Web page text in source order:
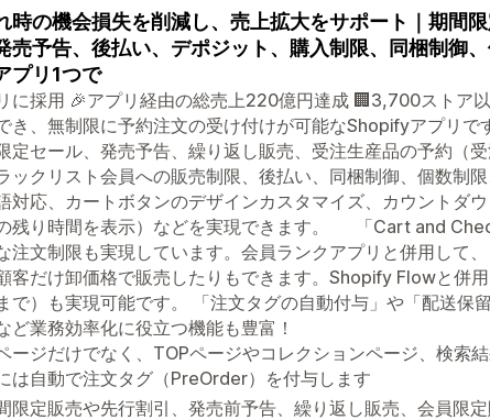
時の機会損失を削減し、売上拡大をサポート｜期間
売予告、後払い、デポジット、購入制限、同梱制御
プリ1つで
に採用 🎉アプリ経由の総売上220億円達成 🏢3,700ストア
き、無制限に予約注文の受け付けが可能なShopifyアプリ
定セール、発売予告、繰り返し販売、受注生産品の予約（
ックリスト会員への販売制限、後払い、同梱制御、個数制
対応、カートボタンのデザインカスタマイズ、カウントダ
残り時間を表示）などを実現できます。 「Cart and
注文制限も実現しています。会員ランクアプリと併用して
客だけ卸価格で販売したりもできます。Shopify Flowと併
で）も実現可能です。 「注文タグの自動付与」や「配送保
ど業務効率化に役立つ機能も豊富！
ージだけでなく、TOPページやコレクションページ、検索
は自動で注文タグ（PreOrder）を付与します
限定販売や先行割引、発売前予告、繰り返し販売、会員限定